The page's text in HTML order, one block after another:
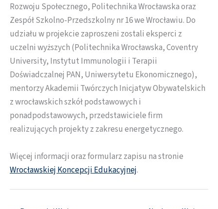
Rozwoju Społecznego, Politechnika Wrocławska oraz
Zespół Szkolno-Przedszkolny nr 16 we Wrocławiu. Do
udziału w projekcie zaproszeni zostali eksperci z
uczelni wyższych (Politechnika Wrocławska, Coventry
University, Instytut Immunologii i Terapii
Doświadczalnej PAN, Uniwersytetu Ekonomicznego),
mentorzy Akademii Twórczych Inicjatyw Obywatelskich
z wrocławskich szkół podstawowych i
ponadpodstawowych, przedstawiciele firm
realizujących projekty z zakresu energetycznego.
Więcej informacji oraz formularz zapisu na stronie
Wrocławskiej Koncepcji Edukacyjnej.